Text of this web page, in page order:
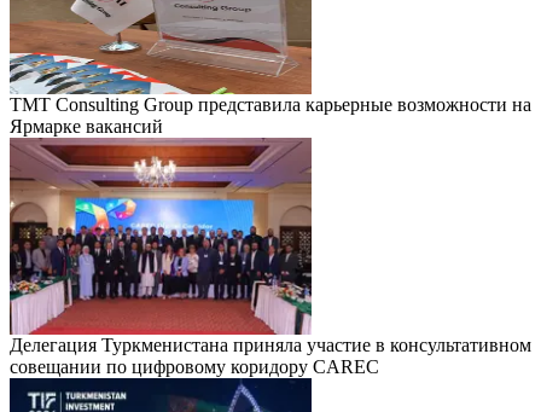
TMT Consulting Group представила карьерные возможности на
Ярмарке вакансий
Делегация Туркменистана приняла участие в консультативном
совещании по цифровому коридору CAREC